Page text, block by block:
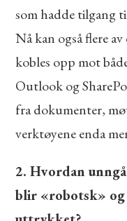
som hadde tilgang
Nå kan også flere
kobles opp mot
Outlook og
fra dokumenter,
verktøyene enda
2. Hvordan
blir «robotsk» og